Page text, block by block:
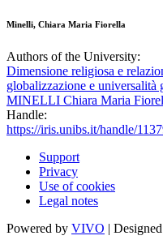
Minelli, Chiara Maria Fiorella
Authors of the University:
Dimensione religiosa e
globalizzazione e universalità
MINELLI Chiara Maria
Handle:
https://iris.unibs.it/handle/
Support
Privacy
Use of cookies
Legal notes
Powered by VIVO |